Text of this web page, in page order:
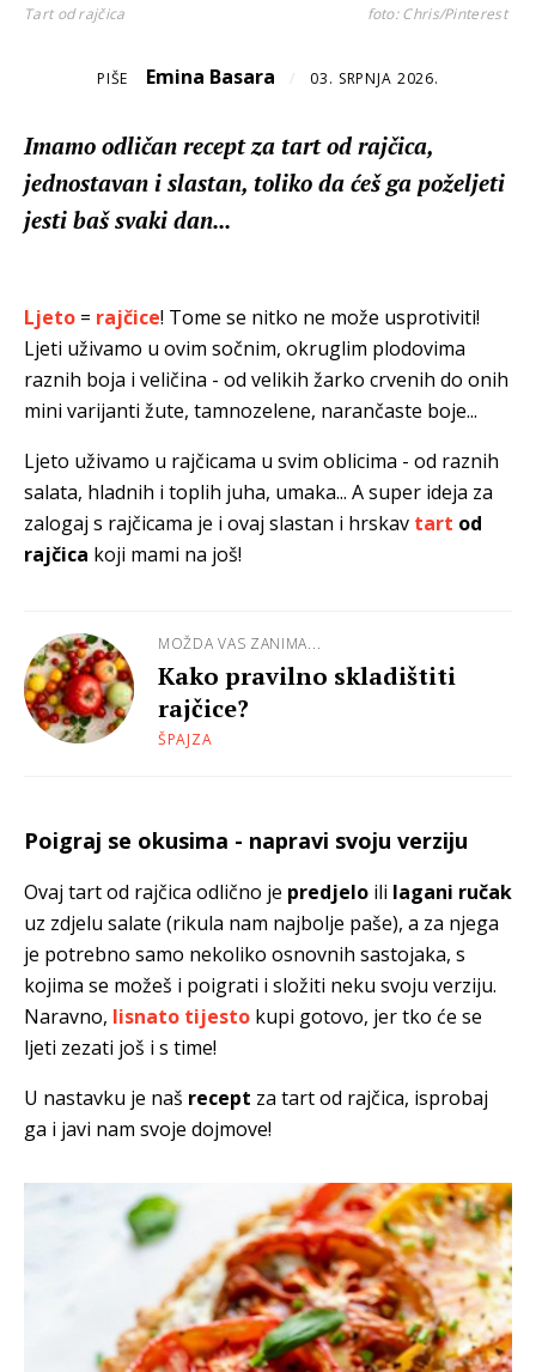
Tart od rajčica foto: Chris/Pinterest
PIŠE Emina Basara / 03. SRPNJA 2026.
Imamo odličan recept za tart od rajčica,
jednostavan i slastan, toliko da ćeš ga poželjeti
jesti baš svaki dan...
Ljeto = rajčice! Tome se nitko ne može usprotiviti!
Ljeti uživamo u ovim sočnim, okruglim plodovima
raznih boja i veličina - od velikih žarko crvenih do onih
mini varijanti žute, tamnozelene, narančaste boje...
Ljeto uživamo u rajčicama u svim oblicima - od raznih
salata, hladnih i toplih juha, umaka... A super ideja za
zalogaj s rajčicama je i ovaj slastan i hrskav tart od
rajčica koji mami na još!
MOŽDA VAS ZANIMA...
Kako pravilno skladištiti
rajčice?
ŠPAJZA
Poigraj se okusima - napravi svoju verziju
Ovaj tart od rajčica odlično je predjelo ili lagani ručak
uz zdjelu salate (rikula nam najbolje paše), a za njega
je potrebno samo nekoliko osnovnih sastojaka, s
kojima se možeš i poigrati i složiti neku svoju verziju.
Naravno, lisnato tijesto kupi gotovo, jer tko će se
ljeti zezati još i s time!
U nastavku je naš recept za tart od rajčica, isprobaj
ga i javi nam svoje dojmove!